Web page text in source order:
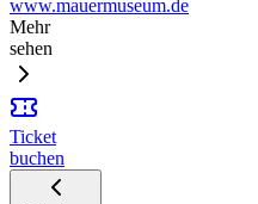
www.mauermuseum.de
Mehr
sehen
Ticket
buchen